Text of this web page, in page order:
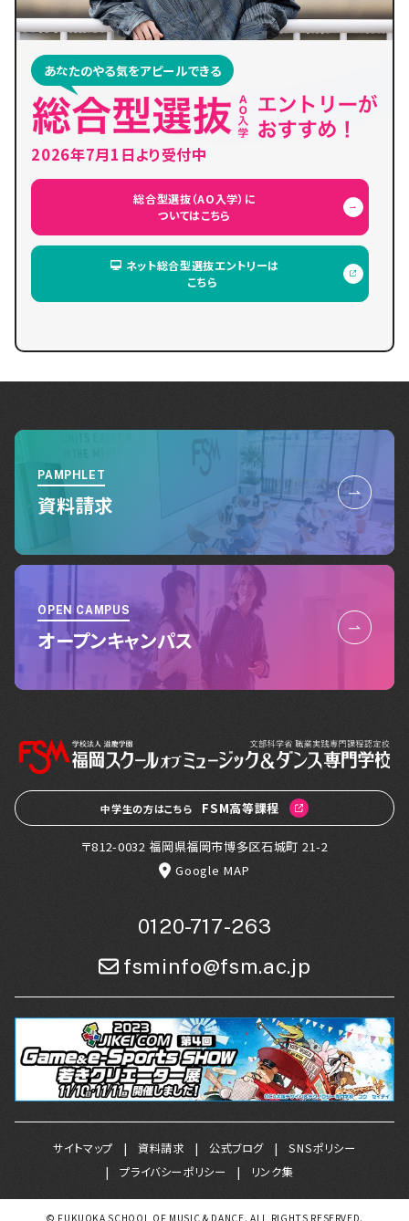
あなたのやる気をアピールできる
2026年7月1日より受付中
総合型選抜（AO入学）に
ついてはこちら
ネット総合型選抜エントリーは
こちら
PAMPHLET
資料請求
OPEN CAMPUS
オープンキャンパス
中学生の方はこちら FSM高等課程
〒812-0032 福岡県福岡市博多区石城町 21-2
Google MAP
0120-717-263
fsminfo@fsm.ac.jp
サイトマップ 資料請求 公式ブログ
SNSポリシー
プライバシーポリシー
リンク集
© FUKUOKA SCHOOL OF MUSIC & DANCE. ALL RIGHTS RESERVED.